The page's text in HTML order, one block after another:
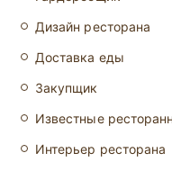
Дизайн ресторана
Доставка еды
Закупщик
Известные
Интерьер ресторана